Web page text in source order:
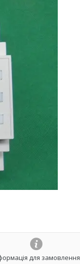
для замовлення